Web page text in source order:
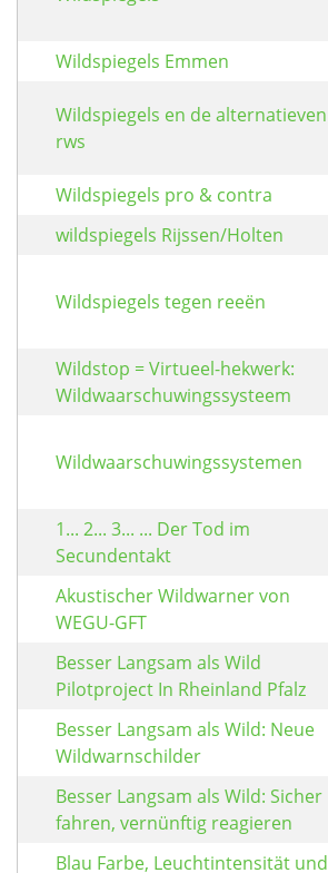
Wildspiegels Emmen
Wildspiegels en de alternatieven
rws
Wildspiegels pro & contra
wildspiegels Rijssen/Holten
Wildspiegels tegen reeën
Wildstop = Virtueel-hekwerk:
Wildwaarschuwingssysteem
Wildwaarschuwingssystemen
1... 2... 3... ... Der Tod im
Secundentakt
Akustischer Wildwarner von
WEGU-GFT
Besser Langsam als Wild
Pilotproject In Rheinland Pfalz
Besser Langsam als Wild: Neue
Wildwarnschilder
Besser Langsam als Wild: Sicher
fahren, vernünftig reagieren
Blau Farbe, Leuchtintensität und